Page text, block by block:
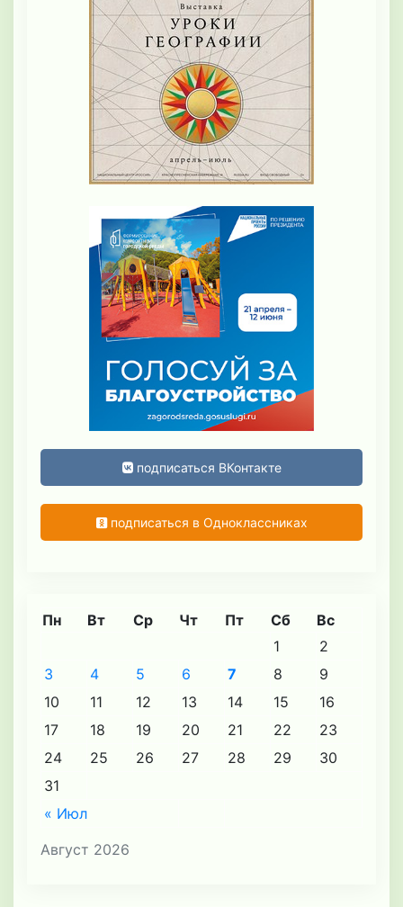
подписаться ВКонтакте
подписаться в Одноклассниках
Август 2026
Пн Вт Ср Чт Пт Сб Вс
« Июл
1
2
3
4 5 6 7 8
9
10
11 12 13 14 15
16
17
18 19 20 21 22
23
24
25 26 27 28 29
30
31